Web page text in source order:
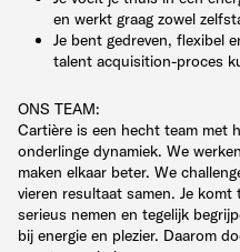
en werkt graag zowel
Je bent gedreven, flexibel
talent acquisition-proces
ONS TEAM:
Cartière is een hecht team met
onderlinge dynamiek. We
maken elkaar beter. We
vieren resultaat samen. Je
serieus nemen en tegelijk
bij energie en plezier. Daarom